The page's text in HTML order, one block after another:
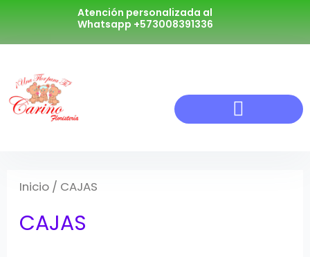
Atención personalizada al
Whatsapp +573008391336
Inicio / CAJAS
CAJAS